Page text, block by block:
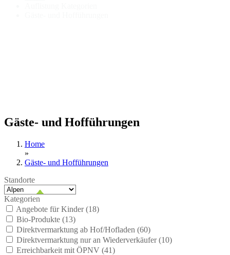
Gäste- und Hofführungen
Home
»
Gäste- und Hofführungen
Standorte
Kategorien
Angebote für Kinder (18)
Bio-Produkte (13)
Direktvermarktung ab Hof/Hofladen (60)
Direktvermarktung nur an Wiederverkäufer (10)
Erreichbarkeit mit ÖPNV (41)